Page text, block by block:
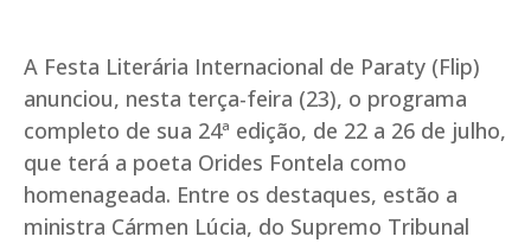
A Festa Literária Internacional de Paraty (Flip)
anunciou, nesta terça-feira (23), o programa
completo de sua 24ª edição, de 22 a 26 de julho,
que terá a poeta Orides Fontela como
homenageada. Entre os destaques, estão a
ministra Cármen Lúcia, do Supremo Tribunal